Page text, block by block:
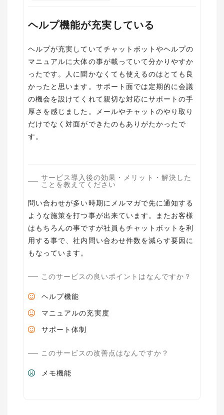
ヘルプ機能が充実している
ヘルプが充実していてチャットボットやヘルプの
マニュアルに大体の事が載っていて分かりやすか
ったです。人に聞かなくても使えるのはとても良
かったと思います。サポート面では定期的に会議
の機会を設けてくれて親切な対応にサポートの手
厚さを感じました。メールやチャットのやり取り
だけでなく対面ができたのもありがたかったで
す。
サービス導入後の効果・メリット・解決した
ことを教えてください
問い合わせが多い時期にメルマガで先に通知する
ような施策を打つ事が出来ています。またお客様
はもちろんの事ですが社員もチャットボットを利
用する事で、社内問い合わせ件数を減らす要因に
もなっています。
このサービスの良いポイントはなんですか？
ヘルプ機能
マニュアルの充実度
サポート体制
このサービスの改善点はなんですか？
メモ機能